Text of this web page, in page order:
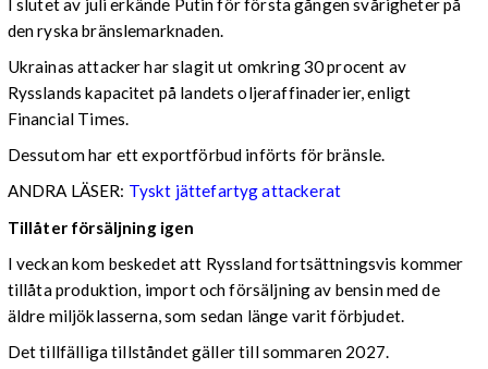
I slutet av juli erkände Putin för första gången svårigheter på
den ryska bränslemarknaden.
Ukrainas attacker har slagit ut omkring 30 procent av
Rysslands kapacitet på landets oljeraffinaderier, enligt
Financial Times.
Dessutom har ett exportförbud införts för bränsle.
ANDRA LÄSER: Tyskt jättefartyg attackerat
Tillåter försäljning igen
I veckan kom beskedet att Ryssland fortsättningsvis kommer
tillåta produktion, import och försäljning av bensin med de
äldre miljöklasserna, som sedan länge varit förbjudet.
Det tillfälliga tillståndet gäller till sommaren 2027.